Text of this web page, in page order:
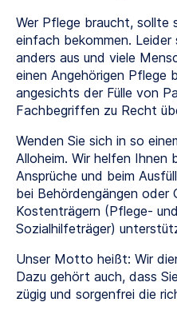
Wer Pflege braucht, sollte
einfach bekommen.
anders aus und viele
einen Angehörigen Pflege
angesichts der Fülle von
Fachbegriffen zu Recht
Wenden Sie sich in so
Alloheim. Wir helfen Ihnen
Ansprüche und beim
bei Behördengängen oder
Kostenträgern (Pflege-
Sozialhilfeträger)
Unser Motto heißt: Wir
Dazu gehört auch, dass
zügig und sorgenfrei die